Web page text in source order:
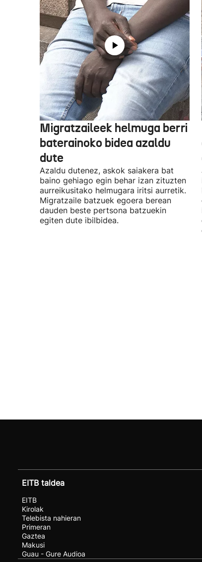
Migratzaileek helmuga berri
baterainoko bidea azaldu
dute
Azaldu dutenez, askok saiakera bat
baino gehiago egin behar izan zituzten
aurreikusitako helmugara iritsi aurretik.
Migratzaile batzuek egoera berean
dauden beste pertsona batzuekin
egiten dute ibilbidea.
EITB taldea
EITB
Kirolak
Telebista nahieran
Primeran
Gaztea
Makusi
Guau - Gure Audioa